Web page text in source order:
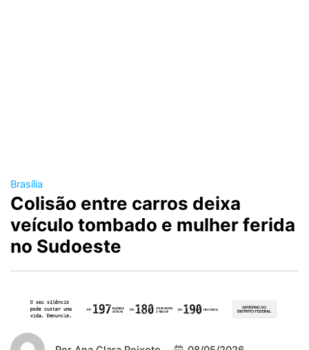
Brasília
Colisão entre carros deixa
veículo tombado e mulher ferida
no Sudoeste